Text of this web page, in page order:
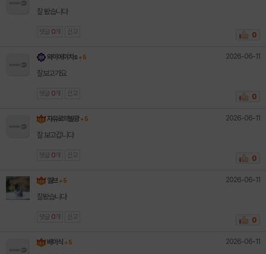
잘 봤습니다
댓글 0 개 신고 0
와이에이치s + 5 2026-06-11
잘보고가요
댓글 0 개 신고 0
자유로의발광 + 5 2026-06-11
잘 보고갑니다
댓글 0 개 신고 0
엘브 + 5 2026-06-11
잘봤습니다
댓글 0 개 신고 0
베이식 + 5 2026-06-11